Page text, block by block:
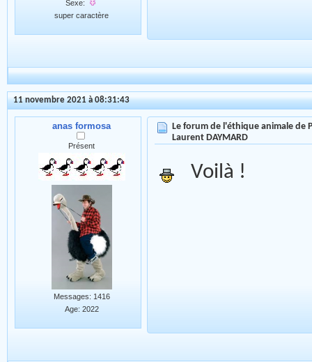
Sexe:
super caractère
11 novembre 2021 à 08:31:43
anas formosa
Présent
Messages: 1416
Age: 2022
Le forum de l'éthique animale de
Laurent DAYMARD
Voilà !